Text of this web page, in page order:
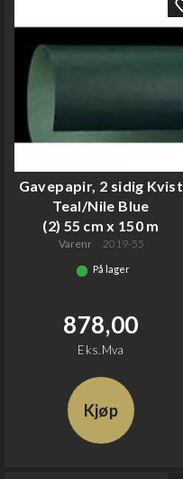
Gavepapir, 2 sidig Kvist
Teal/Nile Blue
(2) 55 cm x 150 m
Varenr 2019-55
På lager
878,00
Eks.Mva
Kjøp